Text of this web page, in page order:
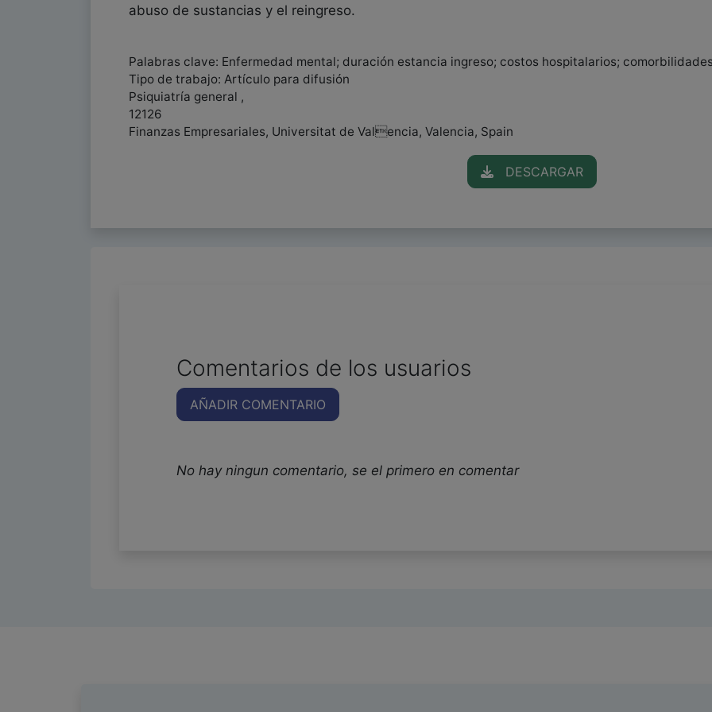
abuso de sustancias y el reingreso.
Palabras clave: Enfermedad mental; duración estancia ingreso; costos hospitalarios;
Tipo de trabajo: Artículo para difusión
Psiquiatría general ,
12126
Finanzas Empresariales, Universitat de Valencia, Valencia, Spain
DESCARGAR
Comentarios de los usuarios
AÑADIR COMENTARIO
No hay ningun comentario, se el primero en comentar